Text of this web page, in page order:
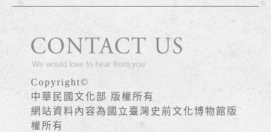
Copyright©
中華民國文化部 版權所有
網站資料內容為國立臺灣史前文化博物館版
權所有